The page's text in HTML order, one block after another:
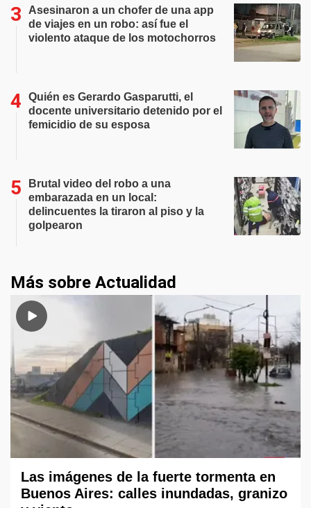
Asesinaron a un chofer de una app
de viajes en un robo: así fue el
violento ataque de los motochorros
Quién es Gerardo Gasparutti, el
docente universitario detenido por el
femicidio de su esposa
Brutal video del robo a una
embarazada en un local:
delincuentes la tiraron al piso y la
golpearon
Más sobre Actualidad
Las imágenes de la fuerte tormenta en
Buenos Aires: calles inundadas, granizo